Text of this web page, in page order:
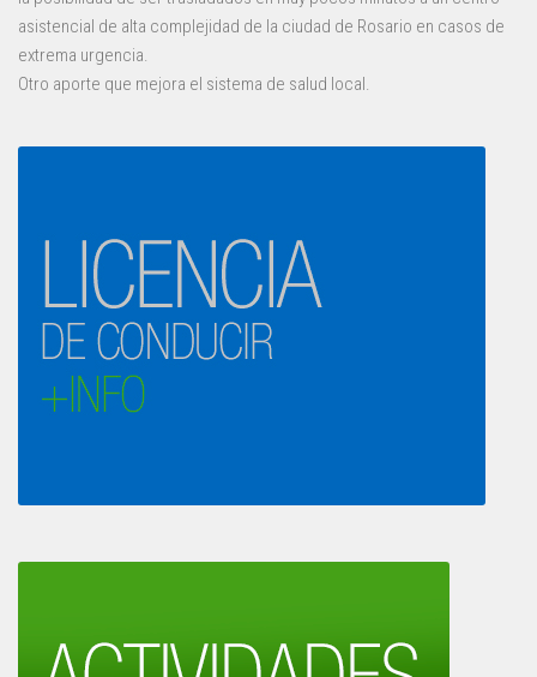
asistencial de alta complejidad de la ciudad de Rosario en casos de
extrema urgencia.
Otro aporte que mejora el sistema de salud local.